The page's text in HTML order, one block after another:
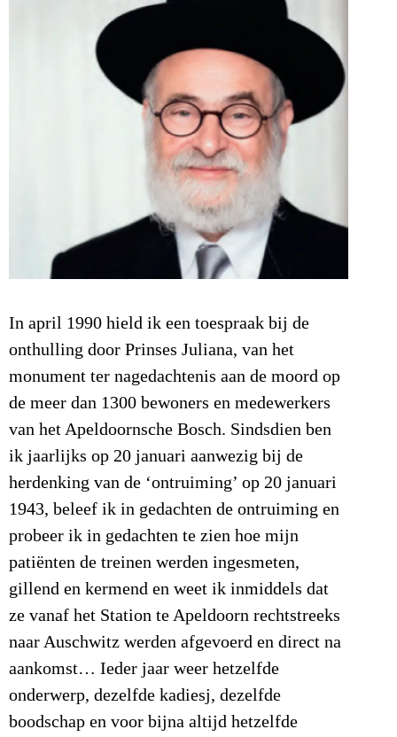
In april 1990 hield ik een toespraak bij de
onthulling door Prinses Juliana, van het
monument ter nagedachtenis aan de moord op
de meer dan 1300 bewoners en medewerkers
van het Apeldoornsche Bosch. Sindsdien ben
ik jaarlijks op 20 januari aanwezig bij de
herdenking van de ‘ontruiming’ op 20 januari
1943, beleef ik in gedachten de ontruiming en
probeer ik in gedachten te zien hoe mijn
patiënten de treinen werden ingesmeten,
gillend en kermend en weet ik inmiddels dat
ze vanaf het Station te Apeldoorn rechtstreeks
naar Auschwitz werden afgevoerd en direct na
aankomst… Ieder jaar weer hetzelfde
onderwerp, dezelfde kadiesj, dezelfde
boodschap en voor bijna altijd hetzelfde